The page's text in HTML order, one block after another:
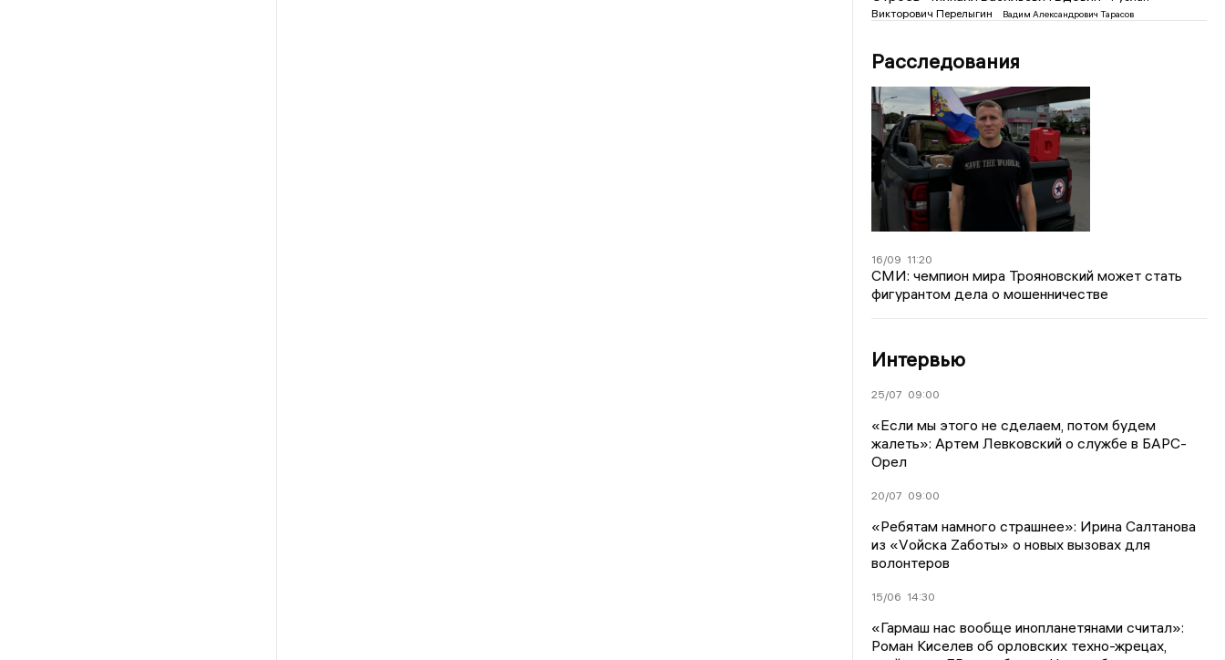
Викторович Перелыгин
Вадим Александрович Тарасов
Расследования
16/09 11:20
СМИ: чемпион мира Трояновский может стать
фигурантом дела о мошенничестве
Интервью
25/07 09:00
«Если мы этого не сделаем, потом будем
жалеть»: Артем Левковский о службе в БАРС-
Орел
20/07 09:00
«Ребятам намного страшнее»: Ирина Салтанова
из «Vойска Zаботы» о новых вызовах для
волонтеров
15/06 14:30
«Гармаш нас вообще инопланетянами считал»:
Роман Киселев об орловских техно-жрецах,